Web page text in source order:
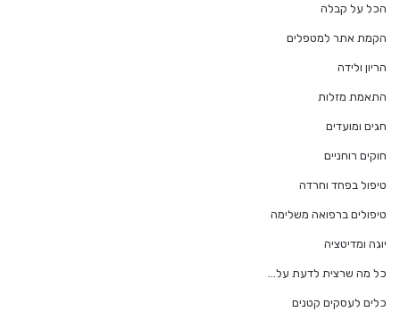
הכל על קבלה
הקמת אתר למטפלים
הריון ולידה
התאמת מזלות
חגים ומועדים
חוקים רוחניים
טיפול בפחד וחרדה
טיפולים ברפואה משלימה
יוגה ומדיטציה
כל מה שרצית לדעת על…
כלים לעסקים קטנים